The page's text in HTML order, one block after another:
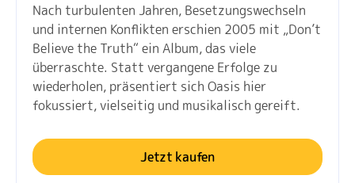
Nach turbulenten Jahren, Besetzungswechseln
und internen Konflikten erschien 2005 mit „Don’t
Believe the Truth“ ein Album, das viele
überraschte. Statt vergangene Erfolge zu
wiederholen, präsentiert sich Oasis hier
fokussiert, vielseitig und musikalisch gereift.
Jetzt kaufen